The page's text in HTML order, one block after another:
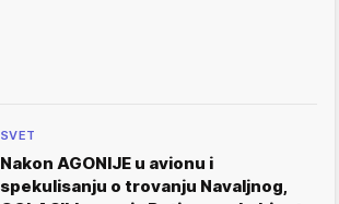
SVET
Nakon AGONIJE u avionu i
spekulisanju o trovanju Navaljnog,